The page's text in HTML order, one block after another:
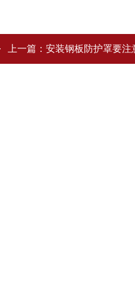
上一篇： 安装钢板防护罩要注